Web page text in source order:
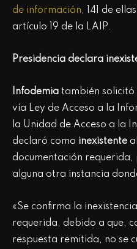
de información, 141 de
artículo 19 de la LAIP.
Presidencia declara
Infodemia también solicitó
vía Ley de Acceso a la
la Unidad de Acceso a la
declaró como inexistente
documentación
alguna otra instancia
«Se confirma la
requerida, debido a que,
respuesta remitida, no se